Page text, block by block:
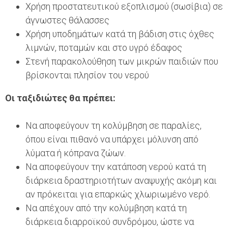
Χρήση προστατευτικού εξοπλισμού (σωσίβια) σε
άγνωστες θάλασσες
Χρήση υποδημάτων κατά τη βάδιση στις όχθες
λιμνών, ποταμών και στο υγρό έδαφος
Στενή παρακολούθηση των μικρών παιδιών που
βρίσκονται πλησίον του νερού
Οι ταξιδιώτες θα πρέπει:
Να αποφεύγουν τη κολύμβηση σε παραλίες,
όπου είναι πιθανό να υπάρχει μόλυνση από
λύματα ή κόπρανα ζώων.
Να αποφεύγουν την κατάποση νερού κατά τη
διάρκεια δραστηριοτήτων αναψυχής ακόμη και
αν πρόκειται για επαρκώς χλωριωμένο νερό.
Να απέχουν από την κολύμβηση κατά τη
διάρκεια διαρροϊκού συνδρόμου, ώστε να